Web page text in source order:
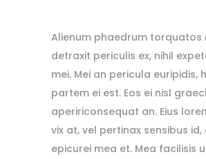
Alienum phaedrum torquatos
detraxit periculis ex, nihil
mei. Mei an pericula euripidis,
partem ei est. Eos ei nisl
apeririconsequat an. Eius
vix at, vel pertinax sensibus id,
epicurei mea et. Mea facilisis